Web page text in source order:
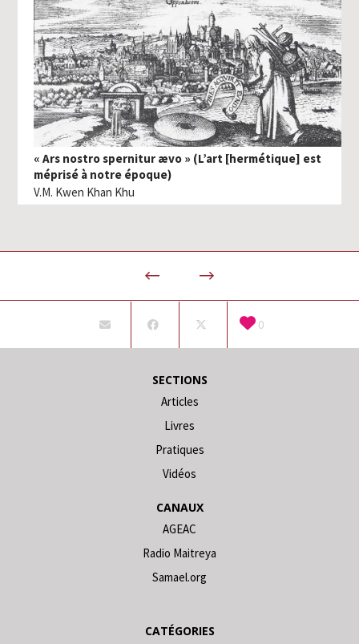
« Ars nostro spernitur ævo » (L’art [hermétique] est
méprisé à notre époque)
V.M. Kwen Khan Khu
0
SECTIONS
Articles
Livres
Pratiques
Vidéos
CANAUX
AGEAC
Radio Maitreya
Samael.org
CATÉGORIES